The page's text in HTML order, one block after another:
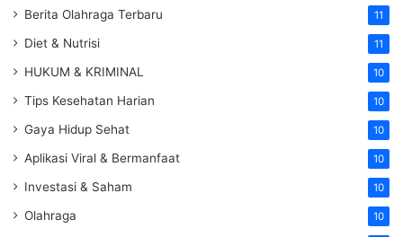
Berita Olahraga Terbaru 11
Diet & Nutrisi 11
HUKUM & KRIMINAL 10
Tips Kesehatan Harian 10
Gaya Hidup Sehat 10
Aplikasi Viral & Bermanfaat 10
Investasi & Saham 10
Olahraga 10